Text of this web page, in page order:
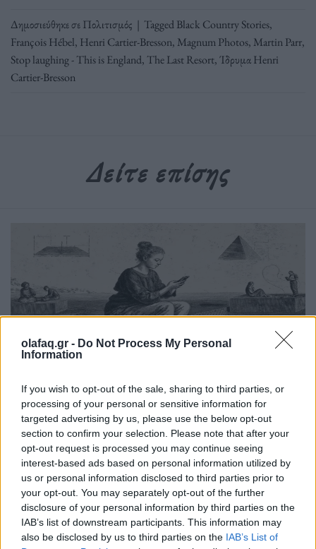
olafaq.gr - Do Not Process My Personal
Information
If you wish to opt-out of the sale, sharing to third parties, or
processing of your personal or sensitive information for
targeted advertising by us, please use the below opt-out
section to confirm your selection. Please note that after your
opt-out request is processed you may continue seeing
interest-based ads based on personal information utilized by
us or personal information disclosed to third parties prior to
your opt-out. You may separately opt-out of the further
disclosure of your personal information by third parties on the
IAB’s list of downstream participants. This information may
also be disclosed by us to third parties on the IAB’s List of
Δημοσιεύθηκε σεΠολιτισμός | TaggedBlack Country Stories,
François Hébel, Henri Cartier-Bresson, Magnum Photos, Martin Parr,
Stop laughing - This is England, The Last Resort,Ίδρυμα Henri
Cartier-Bresson
Δείτε επίσης
ΑΙ
Όταν η παρηγοριά έχει γραφτεί σε κώδικα
23.07.26
Δεν είναι η τεχνητή νοημοσύνη που γίνεται επικίνδυνη. Είναι
η στιγμή που μια κοινωνία αρχίζει να πιστεύει ότι ένας
αλγόριθμος μπορεί να αντικαταστήσει τον άνθρωπο στις πιο
εύθραυστες στιγμές της ζωής.